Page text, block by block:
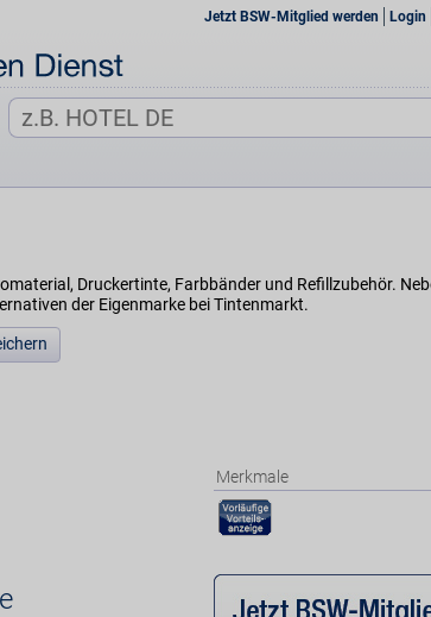
Jetzt BSW-Mitglied werden Login
Druckertinte, Farbbänder und Refillzubehör.
der Eigenmarke bei Tintenmarkt.
Merkmale